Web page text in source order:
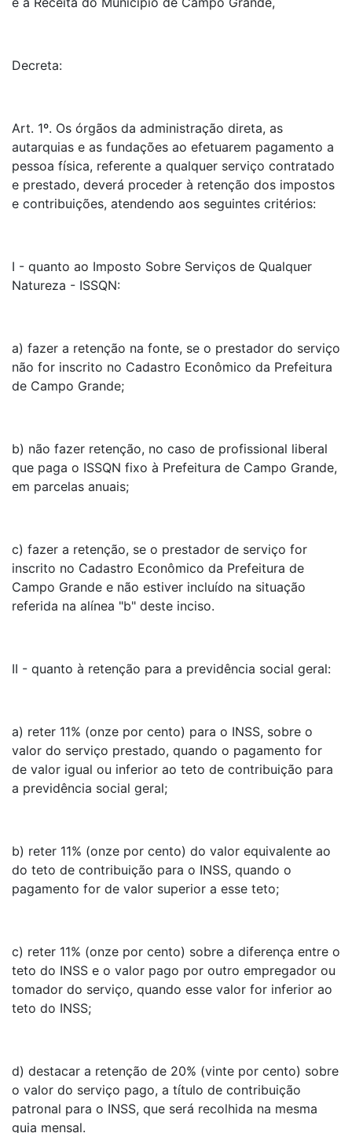
Decreta:
Art. 1º. Os órgãos da administração direta, as
autarquias e as fundações ao efetuarem pagamento a
pessoa física, referente a qualquer serviço contratado
e prestado, deverá proceder à retenção dos impostos
e contribuições, atendendo aos seguintes critérios:
I - quanto ao Imposto Sobre Serviços de Qualquer
Natureza - ISSQN:
a) fazer a retenção na fonte, se o prestador do serviço
não for inscrito no Cadastro Econômico da Prefeitura
de Campo Grande;
b) não fazer retenção, no caso de profissional liberal
que paga o ISSQN fixo à Prefeitura de Campo Grande,
em parcelas anuais;
c) fazer a retenção, se o prestador de serviço for
inscrito no Cadastro Econômico da Prefeitura de
Campo Grande e não estiver incluído na situação
referida na alínea "b" deste inciso.
II - quanto à retenção para a previdência social geral:
a) reter 11% (onze por cento) para o INSS, sobre o
valor do serviço prestado, quando o pagamento for
de valor igual ou inferior ao teto de contribuição para
a previdência social geral;
b) reter 11% (onze por cento) do valor equivalente ao
do teto de contribuição para o INSS, quando o
pagamento for de valor superior a esse teto;
c) reter 11% (onze por cento) sobre a diferença entre o
teto do INSS e o valor pago por outro empregador ou
tomador do serviço, quando esse valor for inferior ao
teto do INSS;
d) destacar a retenção de 20% (vinte por cento) sobre
o valor do serviço pago, a título de contribuição
patronal para o INSS, que será recolhida na mesma
guia mensal.